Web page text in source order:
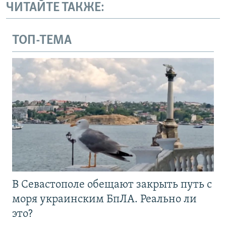
ЧИТАЙТЕ ТАКЖЕ:
ТОП-ТЕМА
В Севастополе обещают закрыть путь с
моря украинским БпЛА. Реально ли
это?